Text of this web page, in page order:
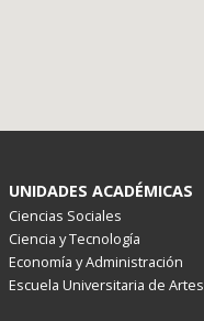
UNIDADES ACADÉMICAS
Ciencias Sociales
Ciencia y Tecnología
Economía y Administración
Escuela Universitaria de Artes